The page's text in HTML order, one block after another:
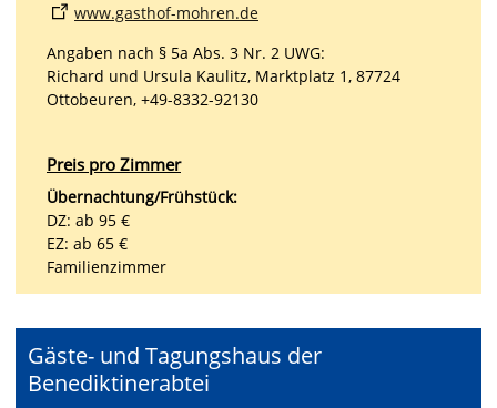
www.gasthof-mohren.de
Angaben nach § 5a Abs. 3 Nr. 2 UWG:
Richard und Ursula Kaulitz, Marktplatz 1, 87724
Ottobeuren, +49-8332-92130
Preis pro Zimmer
Übernachtung/Frühstück:
DZ: ab 95 €
EZ: ab 65 €
Familienzimmer
Gäste- und Tagungshaus der
Benediktinerabtei